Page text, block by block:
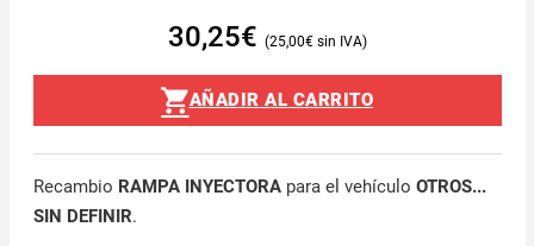
30,25€ 25,00€
AÑADIR AL CARRITO
Recambio RAMPA INYECTORApara el vehículo OTROS...
SIN DEFINIR.